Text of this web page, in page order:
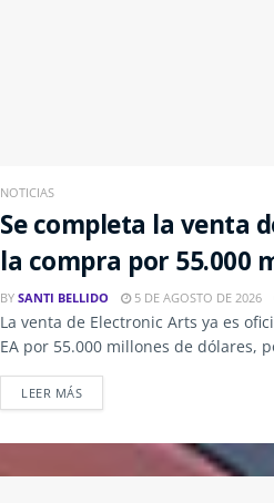
NOTICIAS
Se completa la venta
la compra por 55.000
BY SANTI BELLIDO 5 DE AGOSTO DE 2026
La venta de Electronic Arts ya es
EA por 55.000 millones de dólares,
LEER MÁS